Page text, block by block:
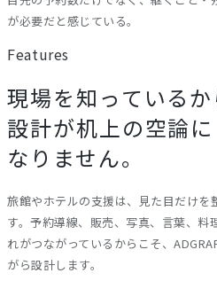
が必要だと感じている。
Features
現場を知っているか
設計が机上の空論に
なりません。
旅館やホテルの支援は、見た目だけを
す。予約導線、販売、写真、言葉、料
れがつながっているからこそ、
がら設計します。